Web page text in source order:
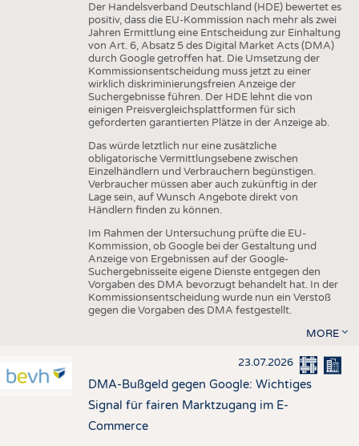
Der Handelsverband Deutschland (HDE) bewertet es
positiv, dass die EU-Kommission nach mehr als zwei
Jahren Ermittlung eine Entscheidung zur Einhaltung
von Art. 6, Absatz 5 des Digital Market Acts (DMA)
durch Google getroffen hat. Die Umsetzung der
Kommissionsentscheidung muss jetzt zu einer
wirklich diskriminierungsfreien Anzeige der
Suchergebnisse führen. Der HDE lehnt die von
einigen Preisvergleichsplattformen für sich
geforderten garantierten Plätze in der Anzeige ab.
Das würde letztlich nur eine zusätzliche
obligatorische Vermittlungsebene zwischen
Einzelhändlern und Verbrauchern begünstigen.
Verbraucher müssen aber auch zukünftig in der
Lage sein, auf Wunsch Angebote direkt von
Händlern finden zu können.
Im Rahmen der Untersuchung prüfte die EU-
Kommission, ob Google bei der Gestaltung und
Anzeige von Ergebnissen auf der Google-
Suchergebnisseite eigene Dienste entgegen den
Vorgaben des DMA bevorzugt behandelt hat. In der
Kommissionsentscheidung wurde nun ein Verstoß
gegen die Vorgaben des DMA festgestellt.
MORE
23.07.2026
DMA-Bußgeld gegen Google: Wichtiges
Signal für fairen Marktzugang im E-
Commerce